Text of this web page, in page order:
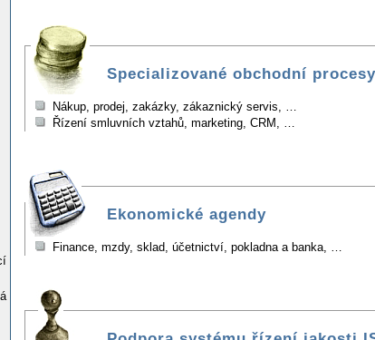
Specializované obchodní procesy
Nákup, prodej, zakázky, zákaznický servis, …
Řízení smluvních vztahů, marketing, CRM, …
Ekonomické agendy
Finance, mzdy, sklad, účetnictví, pokladna a banka, …